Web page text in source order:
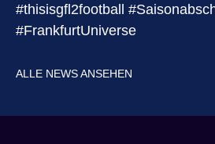
#thisisgfl2football
#FrankfurtUniverse
ALLE NEWS ANSEHEN